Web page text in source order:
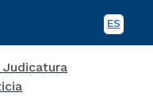
ES